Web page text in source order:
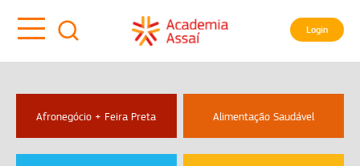
Login
Afronegócio + Feira Preta Alimentação Saudável